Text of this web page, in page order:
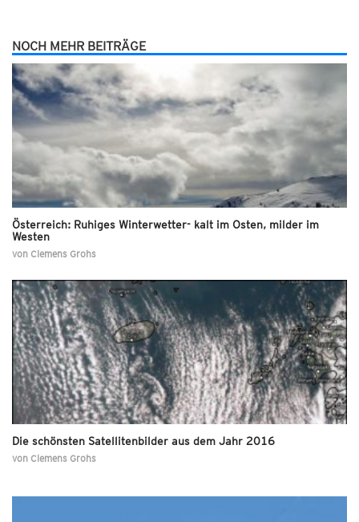
NOCH MEHR BEITRÄGE
Österreich: Ruhiges Winterwetter- kalt im Osten, milder im
Westen
von Clemens Grohs
Die schönsten Satellitenbilder aus dem Jahr 2016
von Clemens Grohs